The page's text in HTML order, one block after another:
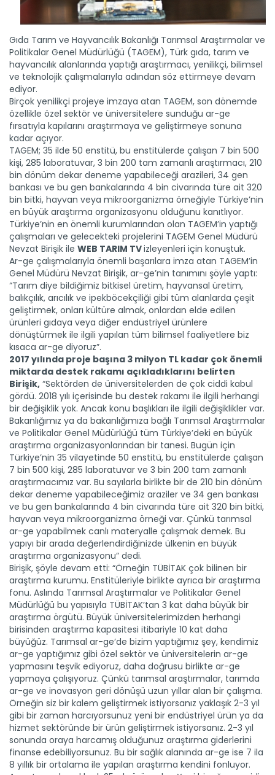
Gıda Tarım ve Hayvancılık Bakanlığı Tarımsal Araştırmalar ve
Politikalar Genel Müdürlüğü (TAGEM), Türk gıda, tarım ve
hayvancılık alanlarında yaptığı araştırmacı, yenilikçi, bilimsel
ve teknolojik çalışmalarıyla adından söz ettirmeye devam
ediyor.
Birçok yenilikçi projeye imzaya atan TAGEM, son dönemde
özellikle özel sektör ve üniversitelere sunduğu ar-ge
fırsatıyla kapılarını araştırmaya ve geliştirmeye sonuna
kadar açıyor.
TAGEM; 35 ilde 50 enstitü, bu enstitülerde çalışan 7 bin 500
kişi, 285 laboratuvar, 3 bin 200 tam zamanlı araştırmacı, 210
bin dönüm dekar deneme yapabileceği arazileri, 34 gen
bankası ve bu gen bankalarında 4 bin civarında türe ait 320
bin bitki, hayvan veya mikroorganizma örneğiyle Türkiye’nin
en büyük araştırma organizasyonu olduğunu kanıtlıyor.
Türkiye’nin en önemli kurumlarından olan TAGEM’in yaptığı
çalışmaları ve gelecekteki projelerini TAGEM Genel Müdürü
Nevzat Birişik ile WEB TARIM TVizleyenleri için konuştuk.
Ar-ge çalışmalarıyla önemli başarılara imza atan TAGEM’in
Genel Müdürü Nevzat Birişik, ar-ge’nin tanımını şöyle yaptı:
“Tarım diye bildiğimiz bitkisel üretim, hayvansal üretim,
balıkçılık, arıcılık ve ipekböcekçiliği gibi tüm alanlarda çeşit
geliştirmek, onları kültüre almak, onlardan elde edilen
ürünleri gıdaya veya diğer endüstriyel ürünlere
dönüştürmek ile ilgili yapılan tüm bilimsel faaliyetlere biz
kısaca ar-ge diyoruz”.
2017 yılında proje başına 3 milyon TL kadar çok önemli
miktarda destek rakamı açıkladıklarını belirten
Birişik, “Sektörden de üniversitelerden de çok ciddi kabul
gördü. 2018 yılı içerisinde bu destek rakamı ile ilgili herhangi
bir değişiklik yok. Ancak konu başlıkları ile ilgili değişiklikler var.
Bakanlığımız ya da bakanlığımıza bağlı Tarımsal Araştırmalar
ve Politikalar Genel Müdürlüğü tüm Türkiye’deki en büyük
araştırma organizasyonlarından bir tanesi. Bugün için
Türkiye’nin 35 vilayetinde 50 enstitü, bu enstitülerde çalışan
7 bin 500 kişi, 285 laboratuvar ve 3 bin 200 tam zamanlı
araştırmacımız var. Bu sayılarla birlikte bir de 210 bin dönüm
dekar deneme yapabileceğimiz araziler ve 34 gen bankası
ve bu gen bankalarında 4 bin civarında türe ait 320 bin bitki,
hayvan veya mikroorganizma örneği var. Çünkü tarımsal
ar-ge yapabilmek canlı materyalle çalışmak demek. Bu
yapıyı bir arada değerlendirdiğinizde ülkenin en büyük
araştırma organizasyonu” dedi.
Birişik, şöyle devam etti: “Örneğin TÜBİTAK çok bilinen bir
araştırma kurumu. Enstitüleriyle birlikte ayrıca bir araştırma
fonu. Aslında Tarımsal Araştırmalar ve Politikalar Genel
Müdürlüğü bu yapısıyla TÜBİTAK’tan 3 kat daha büyük bir
araştırma örgütü. Büyük üniversitelerimizden herhangi
birisinden araştırma kapasitesi itibariyle 10 kat daha
büyüğüz. Tarımsal ar-ge’de bizim yaptığımız şey, kendimiz
ar-ge yaptığımız gibi özel sektör ve üniversitelerin ar-ge
yapmasını teşvik ediyoruz, daha doğrusu birlikte ar-ge
yapmaya çalışıyoruz. Çünkü tarımsal araştırmalar, tarımda
ar-ge ve inovasyon geri dönüşü uzun yıllar alan bir çalışma.
Örneğin siz bir kalem geliştirmek istiyorsanız yaklaşık 2-3 yıl
gibi bir zaman harcıyorsunuz yeni bir endüstriyel ürün ya da
hizmet sektöründe bir ürün geliştirmek istiyorsanız. 2-3 yıl
sonunda oraya harcamış olduğunuz araştırma giderlerini
finanse edebiliyorsunuz. Bu bir sağlık alanında ar-ge ise 7 ila
8 yıllık bir ortalama ile yapılan araştırma kendini fonluyor.